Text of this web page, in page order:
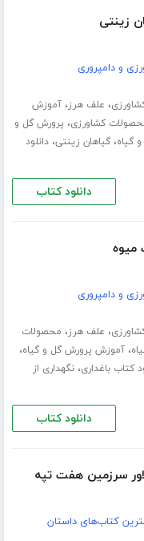
زینتی
و دامپروری
، علف هرز،آموزش
کشاورزی، پرورش گل و
گیاه،گیاهان زینتی،دانلود
دانلود کتاب
میوه
و دامپروری
، علف هرز، محصولات
،آموزش پرورش گل و گیاه،
کتاب باغداری،نگهداری از
دانلود کتاب
سرزمین هفت تپه
کتاب‌های داستان